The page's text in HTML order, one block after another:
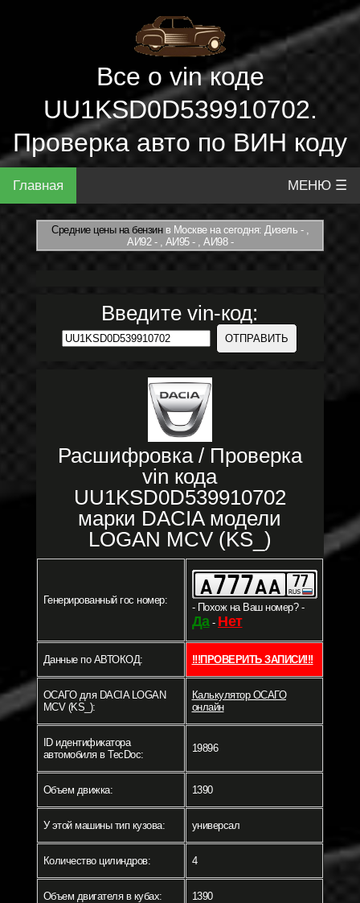
Все о vin коде
UU1KSD0D539910702.
Проверка авто по ВИН коду
Главная МЕНЮ ☰
Средние цены на бензинв Москве на сегодня: Дизель - ,
АИ92 - , АИ95 - , АИ98 -
Введите vin-код:
Расшифровка / Проверка
vin кода
UU1KSD0D539910702
марки DACIA модели
LOGAN MCV (KS_)
Генерированный гос номер:
- Похож на Ваш номер? -
Да- Нет
Данные по АВТОКОД: !!!ПРОВЕРИТЬ ЗАПИСИ!!!
ОСАГО для DACIA LOGAN
MCV (KS_):
Калькулятор ОСАГО
онлайн
ID идентификатора
автомобиля в TecDoc:
19896
Объем движка: 1390
У этой машины тип кузова: универсал
Количество цилиндров: 4
Объем двигателя в кубах: 1390